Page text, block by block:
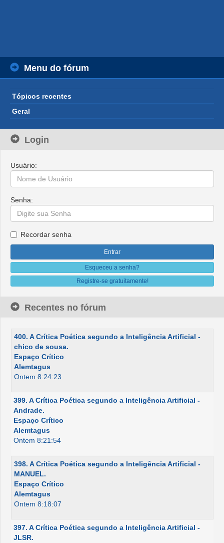
Menu do fórum
Tópicos recentes
Geral
Login
Usuário:
Senha:
Recordar senha
Esqueceu a senha?
Registre-se gratuitamente!
Recentes no fórum
400. A Crítica Poética segundo a Inteligência Artificial -
chico de sousa.
Espaço Crítico
Alemtagus
Ontem 8:24:23
399. A Crítica Poética segundo a Inteligência Artificial -
Andrade.
Espaço Crítico
Alemtagus
Ontem 8:21:54
398. A Crítica Poética segundo a Inteligência Artificial -
MANUEL.
Espaço Crítico
Alemtagus
Ontem 8:18:07
397. A Crítica Poética segundo a Inteligência Artificial -
JLSR.